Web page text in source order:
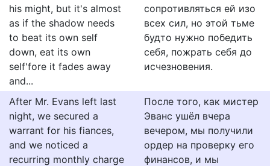
his might, but it's almost
as if the shadow needs
to beat its own self
down, eat its own
self'fore it fades away
and...
сопротивляться ей изо
всех сил, но этой тьме
будто нужно победить
себя, пожрать себя до
исчезновения.
After Mr. Evans left last
night, we secured a
warrant for his fiances,
and we noticed a
recurring monthly charge
После того, как мистер
Эванс ушёл вчера
вечером, мы получили
ордер на проверку его
финансов, и мы